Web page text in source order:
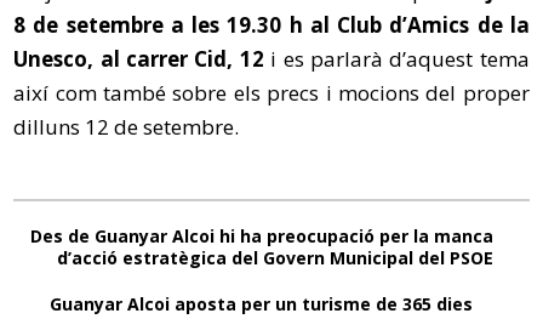
8 de setembre a les 19.30 h al Club d’Amics de la
Unesco, al carrer Cid, 12 i es parlarà d’aquest tema
així com també sobre els precs i mocions del proper
dilluns 12 de setembre.
Des de Guanyar Alcoi hi ha preocupació per la manca
d’acció estratègica del Govern Municipal del PSOE
Guanyar Alcoi aposta per un turisme de 365 dies